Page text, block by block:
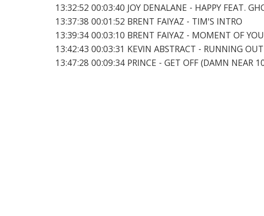
13:32:52 00:03:40 JOY DENALANE - HAPPY FEAT.
13:37:38 00:01:52 BRENT FAIYAZ - TIM'S INTRO
13:39:34 00:03:10 BRENT FAIYAZ - MOMENT OF
13:42:43 00:03:31 KEVIN ABSTRACT - RUNNING OUT
13:47:28 00:09:34 PRINCE - GET OFF (DAMN NEAR